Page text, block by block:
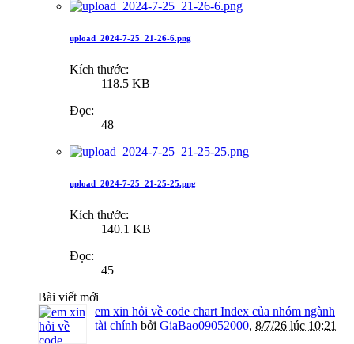
upload_2024-7-25_21-26-6.png
Kích thước:
118.5 KB
Đọc:
48
upload_2024-7-25_21-25-25.png
Kích thước:
140.1 KB
Đọc:
45
Bài viết mới
em xin hỏi về code chart Index của nhóm ngành
tài chính bởi GiaBao09052000, 8/7/26 lúc 10:21